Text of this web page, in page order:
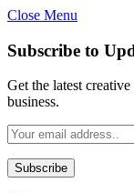
Close Menu
Subscribe to
Get the latest
business.